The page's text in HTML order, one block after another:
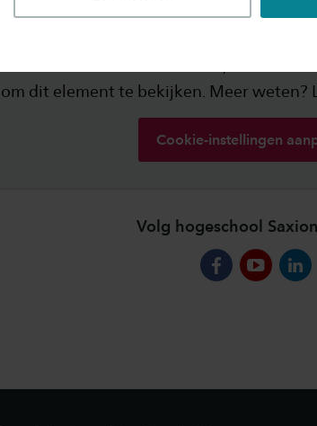
Saxion inhoud via derden, waarvoor
om dit element te bekijken. Meer weten?
Cookie-instellingen
Volg hogeschool
facebookyoutube